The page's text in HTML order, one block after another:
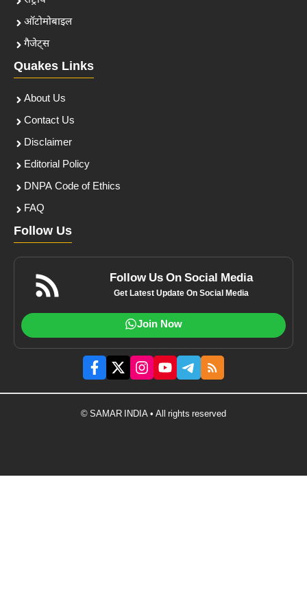
ऑटोमोबाइल
गैजेट्स
Quakes Links
About Us
Contact Us
Disclaimer
Editorial Policy
DNPA Code of Ethics
FAQ
Follow Us
Follow Us On Social Media
Get Latest Update On Social Media
Join Now
© SAMAR INDIA • All rights reserved